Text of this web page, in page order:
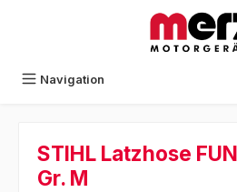
Navigation
STIHL Latzhose
Gr. M